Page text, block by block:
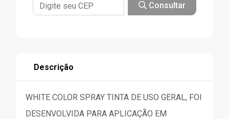
Consultar
Descrição
WHITE COLOR SPRAY TINTA DE USO GERAL, FOI
DESENVOLVIDA PARA APLICAÇÃO EM